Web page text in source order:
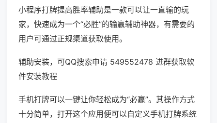
小程序打牌提高胜率辅助是一款可以让一直输的玩
家，快速成为一个“必胜”的输赢辅助神器，有需要的
用户可通过正规渠道获取使用。
辅助安装，可QQ搜索申请 549552478 进群获取软
件安装教程
手机打牌可以一键让你轻松成为“必赢”。其操作方式
十分简单，打开这个应用便可以自定义手机打牌系统